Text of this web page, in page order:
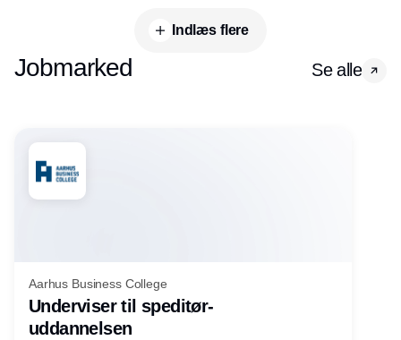
Indlæs flere
Jobmarked Se alle
Aarhus Business College
Underviser til speditør-
uddannelsen